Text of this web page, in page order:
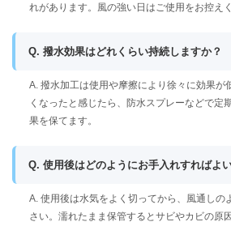
れがあります。風の強い日はご使用をお控え
Q. 撥水効果はどれくらい持続しますか？
A. 撥水加工は使用や摩擦により徐々に効果が
くなったと感じたら、防水スプレーなどで定
果を保てます。
Q. 使用後はどのようにお手入れすればよ
A. 使用後は水気をよく切ってから、風通しの
さい。濡れたまま保管するとサビやカビの原